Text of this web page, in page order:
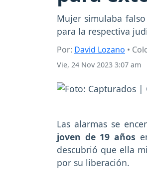
Mujer simulaba
para la respectiva
Por: David Lozano •
Vie, 24 Nov 2023 3:07 am
Las alarmas se
joven de 19 años
descubrió que ella
por su liberación.